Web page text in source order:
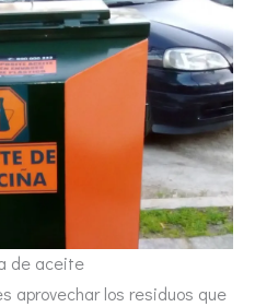
de aceite
aprovechar los residuos que